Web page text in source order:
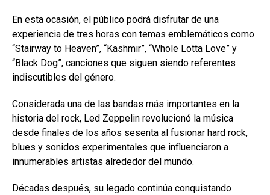
En esta ocasión, el público podrá disfrutar de una
experiencia de tres horas con temas emblemáticos como
“Stairway to Heaven”, “Kashmir”, “Whole Lotta Love” y
“Black Dog”, canciones que siguen siendo referentes
indiscutibles del género.
Considerada una de las bandas más importantes en la
historia del rock, Led Zeppelin revolucionó la música
desde finales de los años sesenta al fusionar hard rock,
blues y sonidos experimentales que influenciaron a
innumerables artistas alrededor del mundo.
Décadas después, su legado continúa conquistando